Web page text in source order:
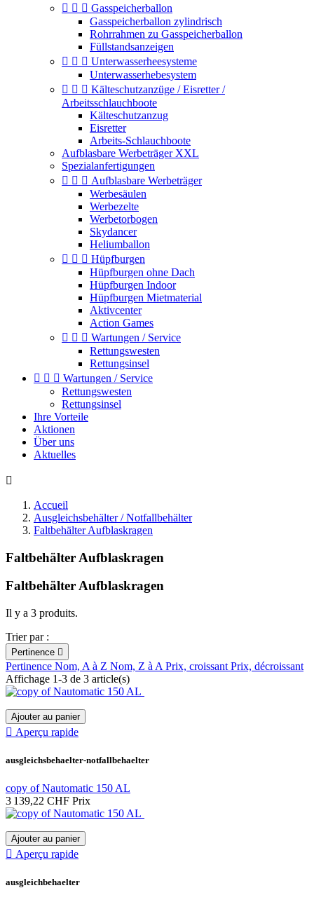
   Gasspeicherballon
Gasspeicherballon zylindrisch
Rohrrahmen zu Gasspeicherballon
Füllstandsanzeigen
   Unterwasserheesysteme
Unterwasserhebesystem
   Kälteschutzanzüge / Eisretter /
Arbeitsschlauchboote
Kälteschutzanzug
Eisretter
Arbeits-Schlauchboote
Aufblasbare Werbeträger XXL
Spezialanfertigungen
   Aufblasbare Werbeträger
Werbesäulen
Werbezelte
Werbetorbogen
Skydancer
Heliumballon
   Hüpfburgen
Hüpfburgen ohne Dach
Hüpfburgen Indoor
Hüpfburgen Mietmaterial
Aktivcenter
Action Games
   Wartungen / Service
Rettungswesten
Rettungsinsel
   Wartungen / Service
Rettungswesten
Rettungsinsel
Ihre Vorteile
Aktionen
Über uns
Aktuelles

Accueil
Ausgleichsbehälter / Notfallbehälter
Faltbehälter Aufblaskragen
Faltbehälter Aufblaskragen
Faltbehälter Aufblaskragen
Il y a 3 produits.
Trier par :
Pertinence 
Pertinence Nom, A à Z Nom, Z à A Prix, croissant Prix, décroissant
Affichage 1-3 de 3 article(s)
Ajouter au panier
 Aperçu rapide
ausgleichsbehaelter-notfallbehaelter
copy of Nautomatic 150 AL
3 139,22 CHF Prix
Ajouter au panier
 Aperçu rapide
ausgleichbehaelter